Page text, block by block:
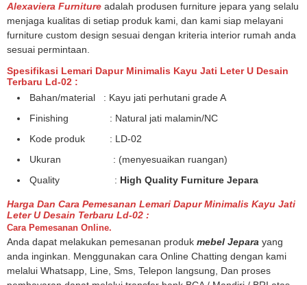
Alexaviera Furniture adalah produsen furniture jepara yang selalu
menjaga kualitas di setiap produk kami, dan kami siap melayani
furniture custom design sesuai dengan kriteria interior rumah anda
sesuai permintaan.
Spesifikasi Lemari Dapur Minimalis Kayu Jati Leter U Desain
Terbaru Ld-02 :
Bahan/material : Kayu jati perhutani grade A
Finishing : Natural jati malamin/NC
Kode produk : LD-02
Ukuran : (menyesuaikan ruangan)
Quality : High Quality Furniture Jepara
Harga Dan Cara Pemesanan Lemari Dapur Minimalis Kayu Jati
Leter U Desain Terbaru Ld-02 :
Cara Pemesanan Online.
Anda dapat melakukan pemesanan produk mebel Jepara yang
anda inginkan. Menggunakan cara Online Chatting dengan kami
melalui Whatsapp, Line, Sms, Telepon langsung, Dan proses